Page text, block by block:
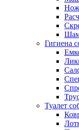
Гигиена
Туалет